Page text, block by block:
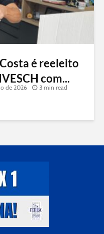
é reeleito
com...
de 2026
3 min read